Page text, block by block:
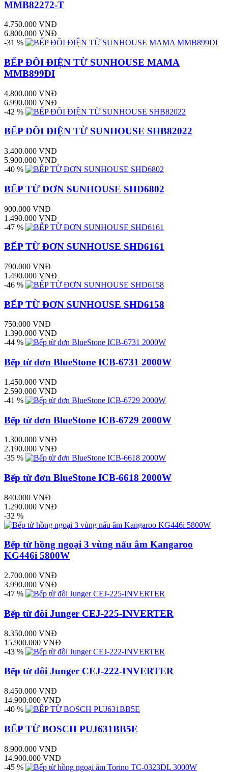
MMB82272-T
4.750.000 VNĐ
6.800.000 VNĐ
-31 %
BẾP ĐÔI ĐIỆN TỪ SUNHOUSE MAMA
MMB899DI
4.800.000 VNĐ
6.990.000 VNĐ
-42 %
BẾP ĐÔI ĐIỆN TỪ SUNHOUSE SHB82022
3.400.000 VNĐ
5.900.000 VNĐ
-40 %
BẾP TỪ ĐƠN SUNHOUSE SHD6802
900.000 VNĐ
1.490.000 VNĐ
-47 %
BẾP TỪ ĐƠN SUNHOUSE SHD6161
790.000 VNĐ
1.490.000 VNĐ
-46 %
BẾP TỪ ĐƠN SUNHOUSE SHD6158
750.000 VNĐ
1.390.000 VNĐ
-44 %
Bếp từ đơn BlueStone ICB-6731 2000W
1.450.000 VNĐ
2.590.000 VNĐ
-41 %
Bếp từ đơn BlueStone ICB-6729 2000W
1.300.000 VNĐ
2.190.000 VNĐ
-35 %
Bếp từ đơn BlueStone ICB-6618 2000W
840.000 VNĐ
1.290.000 VNĐ
-32 %
Bếp từ hồng ngoại 3 vùng nấu âm Kangaroo
KG446i 5800W
2.700.000 VNĐ
3.990.000 VNĐ
-47 %
Bếp từ đôi Junger CEJ-225-INVERTER
8.350.000 VNĐ
15.900.000 VNĐ
-43 %
Bếp từ đôi Junger CEJ-222-INVERTER
8.450.000 VNĐ
14.900.000 VNĐ
-40 %
BẾP TỪ BOSCH PUJ631BB5E
8.900.000 VNĐ
14.900.000 VNĐ
-45 %